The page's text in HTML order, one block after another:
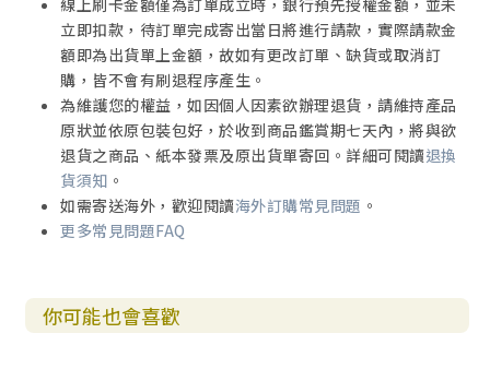
線上刷卡金額僅為訂單成立時，銀行預先授權金額，並未
立即扣款，待訂單完成寄出當日將進行請款，實際請款金
額即為出貨單上金額，故如有更改訂單、缺貨或取消訂
購，皆不會有刷退程序產生。
為維護您的權益，如因個人因素欲辦理退貨，請維持產品
原狀並依原包裝包好，於收到商品鑑賞期七天內，將與欲
退貨之商品、紙本發票及原出貨單寄回。詳細可閱讀退換
貨須知 。
如需寄送海外，歡迎閱讀海外訂購常見問題 。
更多常見問題FAQ
你可能也會喜歡